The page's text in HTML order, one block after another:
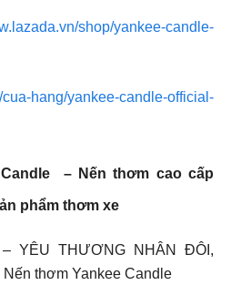
shop/yankee-candle-
cua-hang/yankee-candle-official-
Candle – Nến thơm cao cấp
phẩm thơm xe
YÊU THƯƠNG NHÂN ĐÔI,
thơm Yankee Candle